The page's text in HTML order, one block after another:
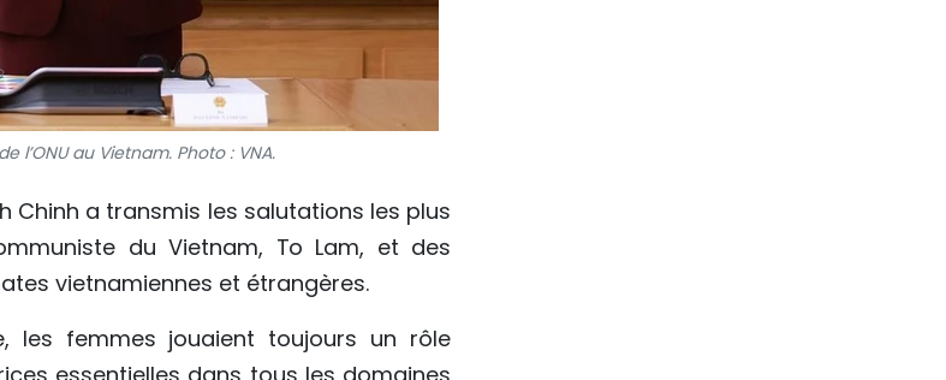
l’ONU au Vietnam. Photo : VNA.
Chinh a transmis les salutations les plus
du Vietnam, To Lam, et des
vietnamiennes et étrangères.
les femmes jouaient toujours un rôle